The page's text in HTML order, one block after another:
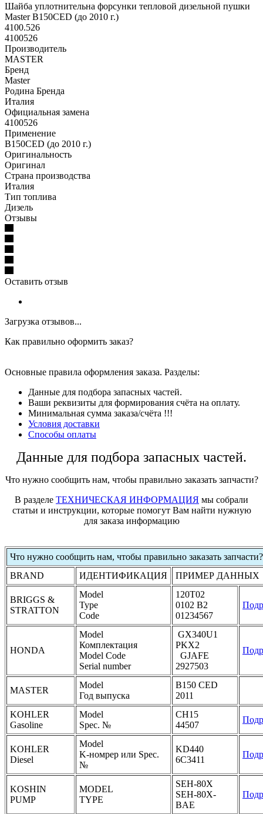
Шайба уплотнительна форсунки тепловой дизельной пушки
Master B150CED (до 2010 г.)
4100.526
4100526
Производитель
MASTER
Бренд
Master
Родина Бренда
Италия
Официальная замена
4100526
Применение
B150CED (до 2010 г.)
Оригинальность
Оригинал
Страна производства
Италия
Тип топлива
Дизель
Отзывы
Оставить отзыв
Загрузка отзывов...
Как правильно оформить заказ?
Основные правила оформления заказа. Разделы:
Данные для подбора запасных частей.
Ваши реквизиты для формирования счёта на оплату.
Минимальная сумма заказа/счёта !!!
Условия доставки
Способы оплаты
Данные для подбора запасных частей.
Что нужно сообщить нам, чтобы правильно заказать запчасти?
В разделе ТЕХНИЧЕСКАЯ ИНФОРМАЦИЯ мы собрали
статьи и инструкции, которые помогут Вам найти нужную
для заказа информацию
Что нужно сообщить нам, чтобы правильно заказать запчасти?
BRAND
ИДЕНТИФИКАЦИЯ ПРИМЕР ДАННЫХ
BRIGGS &
STRATTON
Model
Type
Code
120T02
0102 B2
01234567
HONDA
Model
Комплектация
Model Code
Serial number
GX340U1
PKX2
GJAFE
2927503
MASTER
Model
Год выпуска
B150 CED
2011
KOHLER
Gasoline
Model
Spec. №
CH15
44507
KOHLER
Diesel
Model
K-номрер или Spec.
№
KD440
6C3411
KOSHIN
PUMP
MODEL
TYPE
SEH-80X
SEH-80X-
BAE